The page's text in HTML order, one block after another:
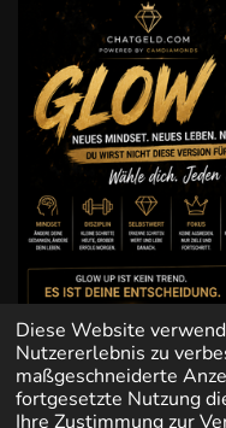
Diese Website
Nutzererlebnis zu
maßgeschneiderte
fortgesetzte Nutzung
Ihre Zustimmung zur